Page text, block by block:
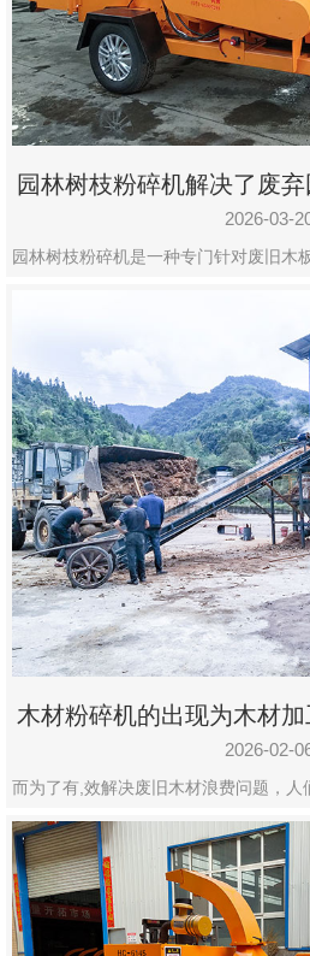
园林树枝粉碎机解决了废
利用
2026-03-
园林树枝粉碎机是一种专门针对废旧木
木材粉碎机的出现为木材
化
2026-02-
而为了有,效解决废旧木材浪费问题，人